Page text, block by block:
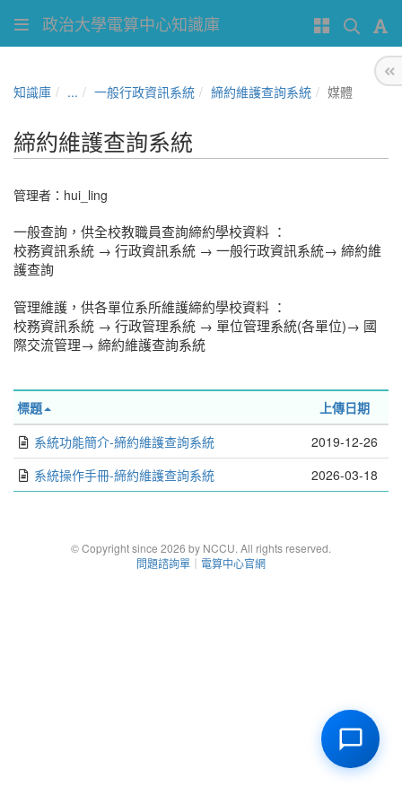
政治大學電算中心知識庫
知識庫 ... 一般行政資訊系統 締約維護查詢系統 媒體
締約維護查詢系統
管理者： hui_ling
一般查詢，供全校教職員查詢締約學校資料 ：
校務資訊系統 → 行政資訊系統 → 一般行政資訊系統→ 締約維
護查詢
管理維護， 供各單位系所維護締約學校資料 ：
校務資訊系統 → 行政管理系統 → 單位管理系統(各單位)→ 國
際交流管理→ 締約維護查詢系統
標題
上傳日期
系統功能簡介-締約維護查詢系統
2019-12-26
系統操作手冊-締約維護查詢系統
2026-03-18
© Copyright since 2026 by NCCU. All rights reserved.
問題諮詢單 ｜ 電算中心官網